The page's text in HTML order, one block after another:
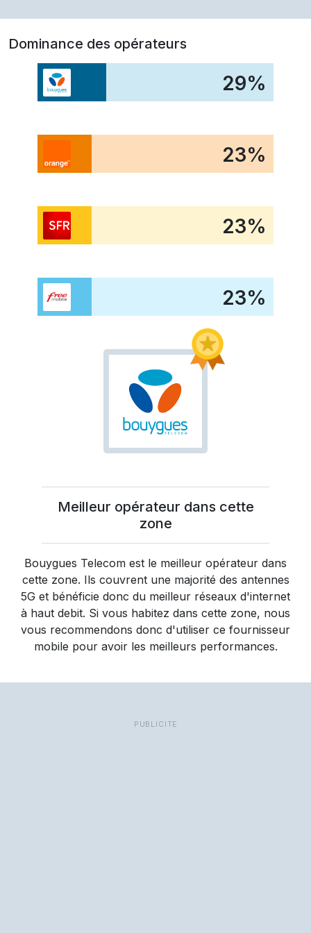
Dominance des opérateurs
29%
23%
23%
23%
Meilleur opérateur dans cette
zone
Bouygues Telecom est le meilleur opérateur dans
cette zone. Ils couvrent une majorité des antennes
5G et bénéficie donc du meilleur réseaux d'internet
à haut debit. Si vous habitez dans cette zone, nous
vous recommendons donc d'utiliser ce fournisseur
mobile pour avoir les meilleurs performances.
PUBLICITÉ